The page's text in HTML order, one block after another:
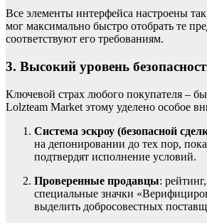
Все элементы интерфейса настроены
мог максимально быстро отобрать те
соответствуют его требованиям.
3. Высокий уровень
Ключевой страх любого покупателя –
Lolzteam Market этому уделено особое
Система эскроу (безопасной
на депонировании до тех пор,
подтвердят исполнение условий.
Проверенные продавцы:
специальные значки
выделить добросовестных